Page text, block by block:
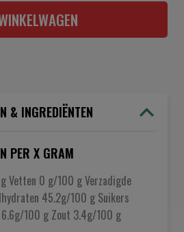
& INGREDIËNTEN
PER X GRAM
Vetten 0 g/100 g Verzadigde
45.2g/100 g Suikers
100 g Zout 3.4g/100 g